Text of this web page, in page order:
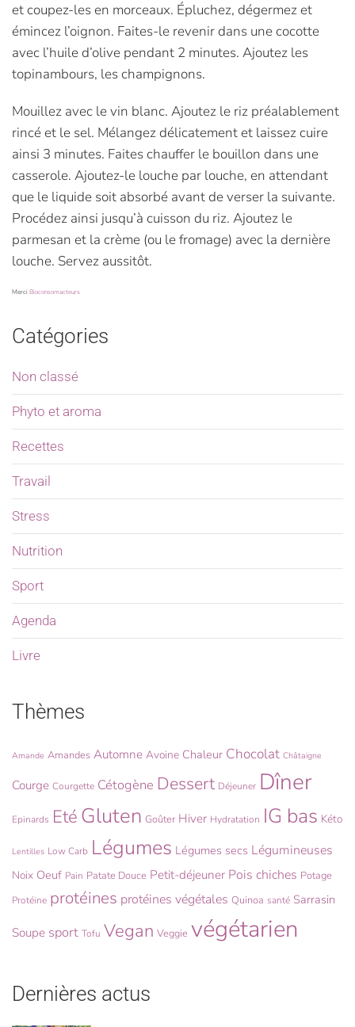
et coupez-les en morceaux. Épluchez, dégermez et
émincez l’oignon. Faites-le revenir dans une cocotte
avec l’huile d’olive pendant 2 minutes. Ajoutez les
topinambours, les champignons.
Mouillez avec le vin blanc. Ajoutez le riz préalablement
rincé et le sel. Mélangez délicatement et laissez cuire
ainsi 3 minutes. Faites chauffer le bouillon dans une
casserole. Ajoutez-le louche par louche, en attendant
que le liquide soit absorbé avant de verser la suivante.
Procédez ainsi jusqu’à cuisson du riz. Ajoutez le
parmesan et la crème (ou le fromage) avec la dernière
louche. Servez aussitôt.
MerciBioconsomacteurs
Catégories
Non classé
Phyto et aroma
Recettes
Travail
Stress
Nutrition
Sport
Agenda
Livre
Thèmes
Amande Amandes Automne Avoine Chaleur Chocolat Châtaigne
Courge Courgette Cétogène Dessert Déjeuner Dîner
Epinards Eté Gluten Goûter Hiver Hydratation IG bas Kéto
Lentilles Low Carb Légumes Légumes secs Légumineuses
Noix Oeuf Pain Patate Douce Petit-déjeuner Pois chiches Potage
Protéine protéines protéines végétales Quinoa santé Sarrasin
Soupe sport Tofu Vegan Veggie végétarien
Dernières actus